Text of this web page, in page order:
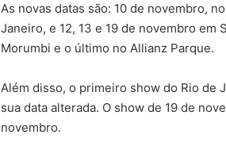
As novas datas são: 10 de novembro,
Janeiro, e 12, 13 e 19 de novembro em
Morumbi e o último no Allianz Parque.
Além disso, o primeiro show do Rio de
sua data alterada. O show de 19 de
novembro.